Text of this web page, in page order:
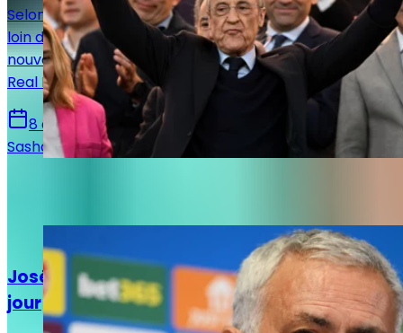
Selon le journaliste José Félix Díaz, l’été madrilène est
loin d’être bouclé. De nouvelles arrivées et de
nouveaux départs sont encore attendus du côté du
Real Madrid.
8 août 2026
Sasha Laquitaine
José Mourinho remet la rigueur au goût du
jour